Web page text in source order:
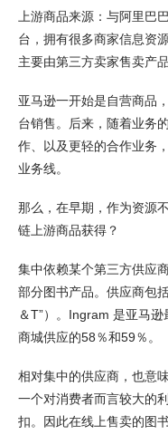
上游商品来源：与阿里巴
台，拥有很多商家信息资
主要由第三方卖家售卖产品
亚马逊一开始是自营商品
台销售。后来，随着业务
作、以及更轻的合作业务
业务线。
那么，在早期，作为资源
链上游商品获得？
集中依赖某个第三方供应
部分图书产品。供应商包
＆T”）。Ingram 是亚马
商城供应的58％和59％。
相对集中的供应商，也意
一个对消费者而言较大的
扣。因此在线上售卖的图